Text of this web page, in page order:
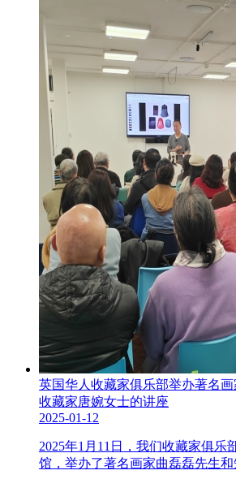
英国华人收藏家俱乐部举办著名
收藏家唐婉女士的讲座
2025-01-12
2025年1月11日，我们收藏家俱乐
馆，举办了著名画家曲磊磊先生